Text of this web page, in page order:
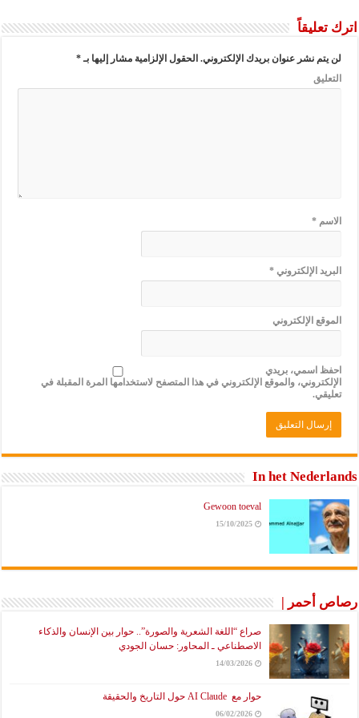
اترك تعليقاً
لن يتم نشر عنوان بريدك الإلكتروني. الحقول الإلزامية مشار إليها بـ*
التعليق
الاسم*
البريد الإلكتروني*
الموقع الإلكتروني
احفظ اسمي، بريدي
الإلكتروني، والموقع الإلكتروني في هذا المتصفح لاستخدامها المرة المقبلة في
تعليقي.
In het Nederlands
Gewoon toeval
15/10/2025
رصاص أحمر |
صراع “اللغة الشعرية والصورة”.. حوار بين الإنسان والذكاء
الاصطناعي ـ المحاور: حسان الجودي
14/03/2026
حوار مع AI Claude حول التاريخ والحقيقة
06/02/2026